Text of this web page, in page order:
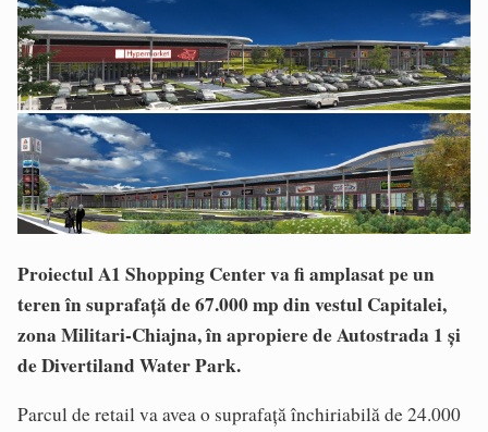
Proiectul A1 Shopping Center va fi amplasat pe un
teren în suprafață de 67.000 mp din vestul Capitalei,
zona Militari-Chiajna, în apropiere de Autostrada 1 și
de Divertiland Water Park.
Parcul de retail va avea o suprafață închiriabilă de 24.000